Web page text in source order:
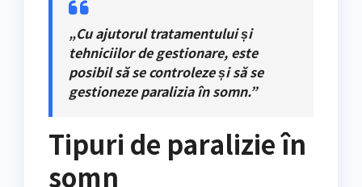
„Cu ajutorul tratamentului și
tehniciilor de gestionare, este
posibil să se controleze și să se
gestioneze paralizia în somn.”
Tipuri de paralizie în
somn